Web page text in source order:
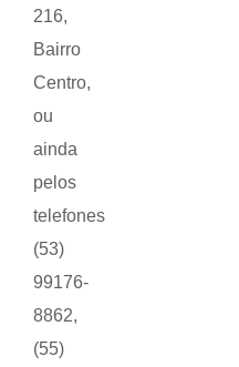
216,
Bairro
Centro,
ou
ainda
pelos
telefones
(53)
99176-
8862,
(55)